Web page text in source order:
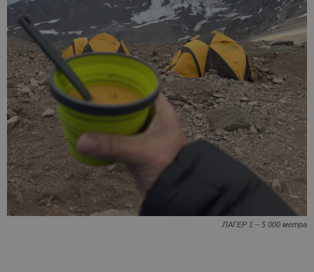
ЛАГЕР 1 – 5 000 метра